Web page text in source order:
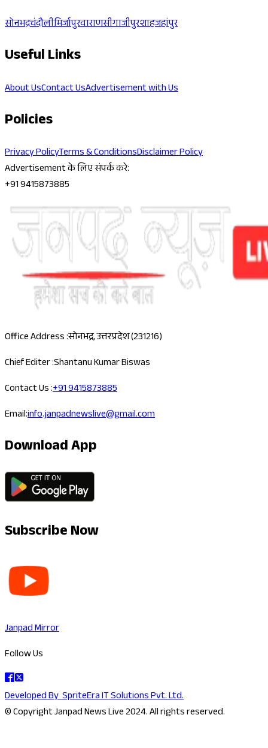
सोनभद्रचंदौलीमिर्जापुरवाराणसीगाजीपुरशाहजहांपुर
Useful Links
About UsContact UsAdvertisement with Us
Policies
Privacy PolicyTerms & ConditionsDisclaimer Policy
Advertisement के लिए संपर्क करे:
+91 9415873885
Office Address :सोनभद्र, उत्तरप्रदेश (231216)
Chief Editer :Shantanu Kumar Biswas
Contact Us :+91 9415873885
Email:info.janpadnewslive@gmail.com
Download App
Subscribe Now
Janpad Mirror
Follow Us
Developed BySpriteEra IT Solutions Pvt. Ltd.
© Copyright Janpad News Live 2024. All rights reserved.